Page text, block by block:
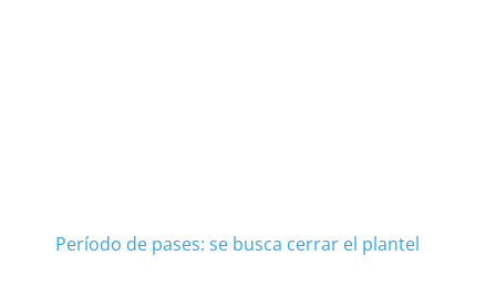
Período de pases: se busca cerrar el plantel